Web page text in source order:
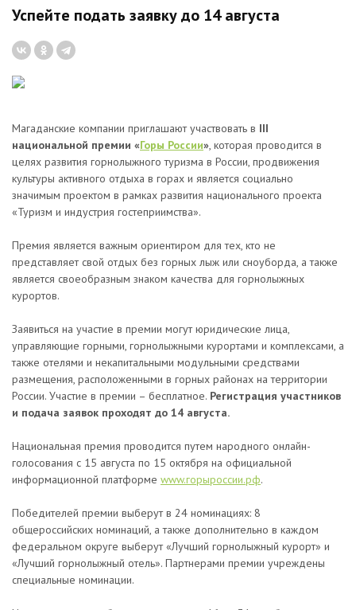
Успейте подать заявку до 14 августа
Магаданские компании приглашают участвовать в III
национальной премии «Горы России», которая проводится в
целях развития горнолыжного туризма в России, продвижения
культуры активного отдыха в горах и является социально
значимым проектом в рамках развития национального проекта
«Туризм и индустрия гостеприимства».
Премия является важным ориентиром для тех, кто не
представляет свой отдых без горных лыж или сноуборда, а также
является своеобразным знаком качества для горнолыжных
курортов.
Заявиться на участие в премии могут юридические лица,
управляющие горными, горнолыжными курортами и комплексами, а
также отелями и некапитальными модульными средствами
размещения, расположенными в горных районах на территории
России. Участие в премии – бесплатное. Регистрация участников
и подача заявок проходят до 14 августа.
Национальная премия проводится путем народного онлайн-
голосования с 15 августа по 15 октября на официальной
информационной платформе www.горыроссии.рф.
Победителей премии выберут в 24 номинациях: 8
общероссийских номинаций, а также дополнительно в каждом
федеральном округе выберут «Лучший горнолыжный курорт» и
«Лучший горнолыжный отель». Партнерами премии учреждены
специальные номинации.